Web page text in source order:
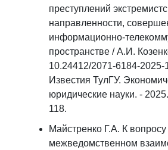
преступлений
направленности,
информационно-
пространстве / А.И.
10.24412/2071-6184-2025-
Известия ТулГУ.
юридические науки. -
118.
Майстренко Г.А. К вопросу
межведомственном